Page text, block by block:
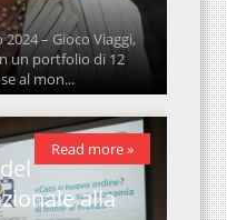
– Gioco Viaggi,
un portfolio di 12
al mon...
alla
Read more »